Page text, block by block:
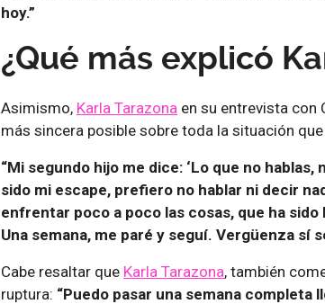
hoy.”
¿Qué más explicó
Asimismo, Karla Tarazona en su entrevista con
más sincera posible sobre toda la situación
“Mi segundo hijo me dice: ‘Lo que no hablas,
sido mi escape, prefiero no hablar ni decir
enfrentar poco a poco las cosas, que ha sido
Una semana, me paré y seguí. Vergüenza sí
Cabe resaltar que Karla Tarazona, también
ruptura: “Puedo pasar una semana completa